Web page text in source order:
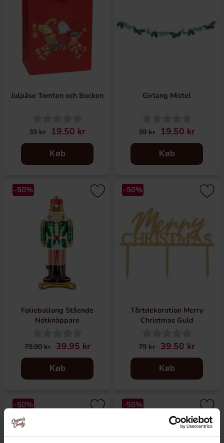
Julpåse Tomten och Bocken
39 kr 19.50 kr
Køb
Girlang Mistel
39 kr 19.50 kr
Køb
-50%
Folieballong Stående
Nötknäppare
79.90 kr 39.95 kr
Køb
-50%
Tårtdekoration Merry
Christmas Guld
79 kr 39.50 kr
Køb
-50% -50%